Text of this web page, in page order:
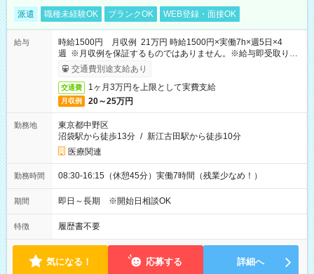
派遣 職種未経験OK ブランクOK WEB登録・面接OK
給与
時給1500円 月収例 21万円 時給1500円×実働7h×週5日×4
週 ※月収例を保証するものではありません。※給与即受取りサ
ービス利用可（利用条件有）
交通費別途支給あり
交通費 1ヶ月3万円を上限として実費支給
月収例 20～25万円
勤務地
東京都中野区
沼袋駅から徒歩13分 / 新江古田駅から徒歩10分
医療関連
勤務時間 08:30-16:15（休憩45分）実働7時間（残業少なめ！）
期間 即日～長期 ※開始日相談OK
特徴 履歴書不要
気になる！ 応募する 詳細へ